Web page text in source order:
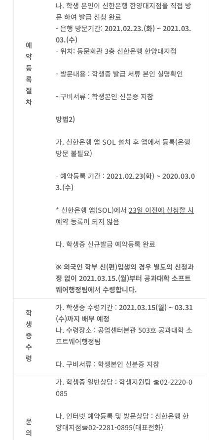
예
약
등
록
절
차
나. 학생 본인이 신한은행 한양대지점을 직접 방
문 하여 발급 신청 완료
- 은행 방문기간:2021.02.23.(화) ~ 2021.03.
03.(수)
- 위치: 동문회관 3층 신한은행 한양대지점
- 방문내용 : 학생증 발급 서류 본인 실명확인
- 구비서류 : 학생본인 신분증 지참
방법2)
가. 신한은행 앱 SOL 설치 후 앱에서 등록(은행
방문 불필요)
- 예약등록 기간 :2021.02.23(화) ~ 2020.03.0
3.(수)
* 신한은행 앱(SOL)에서23일 이전에 신청할 시
예약 등록이 되지 않음
다. 학생증 신규발급 예약등록 완료
※외국인 학부 신(편)입생의 경우 별도의 신청과
정 없이2021.03.15.(월)부터공과대학 소프트
웨어행정팀에서 수령합니다.
학
생
증
수
령
가. 학생증 수령기간 :2021.03.15(월) ~ 03.31
(수)까지 배부 예정
나. 수령장소 : 공업센터본관 503호 공과대학 소
프트웨어행정팀
다. 구비서류 : 학생본인 신분증 지참
문
의
가. 학생증 일반상담 : 학생지원팀 ☎02-2220-0
085
나. 인터넷 예약등록 및 방문상담 : 신한은행 한
양대지점☎02-2281-0895(대표전화)